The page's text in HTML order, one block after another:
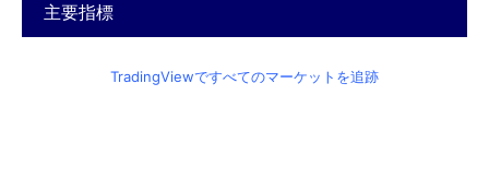
主要指標
TradingViewですべてのマーケットを追跡